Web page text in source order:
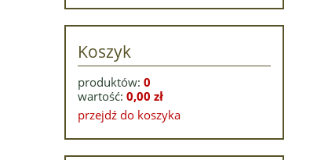
Koszyk
produktów: 0
wartość: 0,00 zł
przejdź do koszyka